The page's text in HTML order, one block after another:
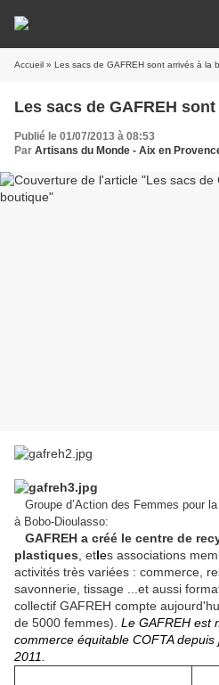
Accueil » Les sacs de GAFREH sont arrivés à la
Les sacs de GAFREH
Publié le 01/07/2013 à 08:53
Par Artisans du Monde - Aix en
Groupe d’Action des Femmes pour
à Bobo-Dioulasso:
GAFREH a créé le centre de
plastiques , etles associations
activités très variées : commerce,
savonnerie, tissage ...et aussi
collectif GAFREH compte
de 5000 femmes). Le GAFREH est
commerce équitable COFTA
2011.